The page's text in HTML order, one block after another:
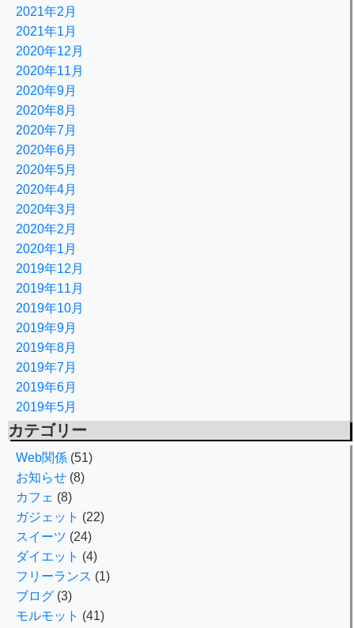
2021年2月
2021年1月
2020年12月
2020年11月
2020年9月
2020年8月
2020年7月
2020年6月
2020年5月
2020年4月
2020年3月
2020年2月
2020年1月
2019年12月
2019年11月
2019年10月
2019年9月
2019年8月
2019年7月
2019年6月
2019年5月
カテゴリー
Web関係 (51)
お知らせ (8)
カフェ (8)
ガジェット (22)
スイーツ (24)
ダイエット (4)
フリーランス (1)
ブログ (3)
モルモット (41)